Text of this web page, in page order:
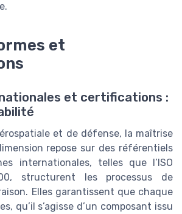
et
et certifications :
et de défense, la maîtrise
repose sur des référentiels
internationales, telles que l’ISO
structurent les processus de
Elles garantissent que chaque
qu’il s’agisse d’un composant issu